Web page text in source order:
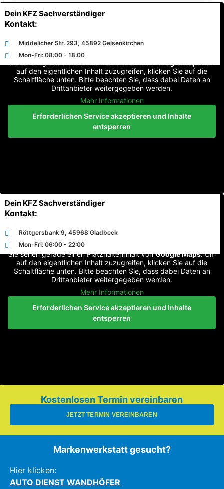
Dein KFZ Sachverständiger
Kontakt:
Middelicher Str. 293, 45892 Gelsenkirchen
Mon-Fri: 08:00 - 18:00
auf den eigentlichen Inhalt zuzugreifen, klicken Sie auf die
Schaltfläche unten. Bitte beachten Sie, dass dabei Daten an
Drittanbieter weitergegeben werden.
Mehr Informationen
Erforderlichen Service akzeptieren und Inhalte
entsperren
Dein KFZ Sachverständiger
Kontakt:
Röttgersbank 9, 45968 Gladbeck
Mon-Fri: 06:00 - 22:00
Sie sehen gerade einen Platzhalterinhalt vonGoogle Maps. Um
auf den eigentlichen Inhalt zuzugreifen, klicken Sie auf die
Schaltfläche unten. Bitte beachten Sie, dass dabei Daten an
Drittanbieter weitergegeben werden.
Mehr Informationen
Erforderlichen Service akzeptieren und Inhalte
entsperren
Kostenlosen Termin vereinbaren
JETZT TERMIN VEREINBAREN
Markenwerkstatt gesucht?
Hier klicken:
AUTO DIENST WANDHÖFER